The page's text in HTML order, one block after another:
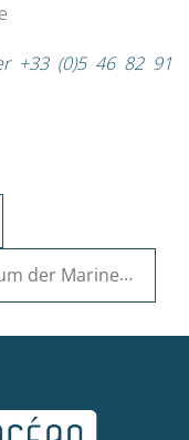
+33 (0)5 46 82 91
Das Museum der Marine-Luftfahrt